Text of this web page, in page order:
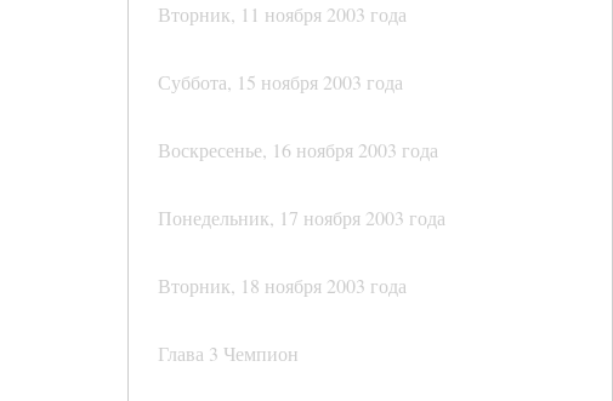
Вторник, 11 ноября 2003 года
Суббота, 15 ноября 2003 года
Воскресенье, 16 ноября 2003 года
Понедельник, 17 ноября 2003 года
Вторник, 18 ноября 2003 года
Глава 3 Чемпион